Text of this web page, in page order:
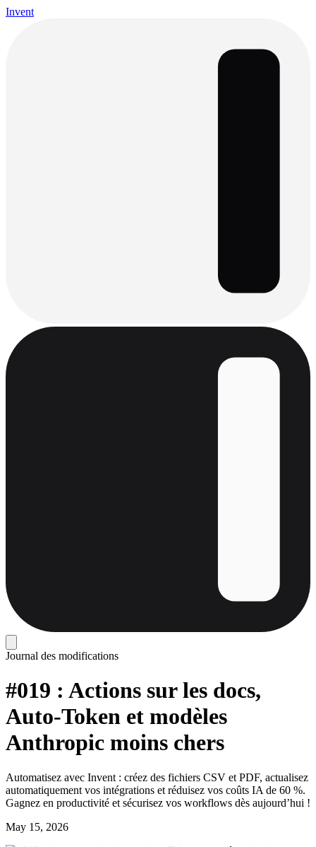
Invent
Journal des modifications
#019 : Actions sur les docs,
Auto-Token et modèles
Anthropic moins chers
Automatisez avec Invent : créez des fichiers CSV et PDF, actualisez
automatiquement vos intégrations et réduisez vos coûts IA de 60 %.
Gagnez en productivité et sécurisez vos workflows dès aujourd’hui !
May 15, 2026